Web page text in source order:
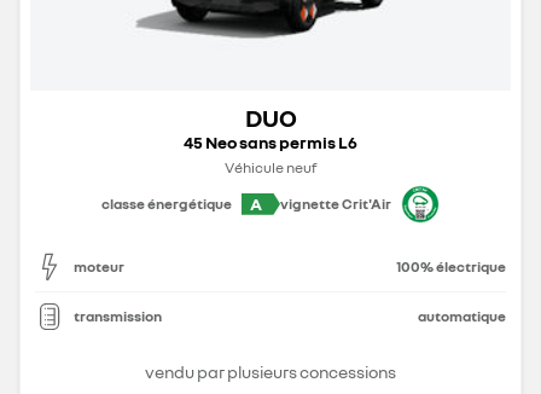
DUO
45 Neo sans permis L6
Véhicule neuf
classe énergétique
A vignette Crit'Air
moteur 100% électrique
transmission automatique
vendu par plusieurs concessions